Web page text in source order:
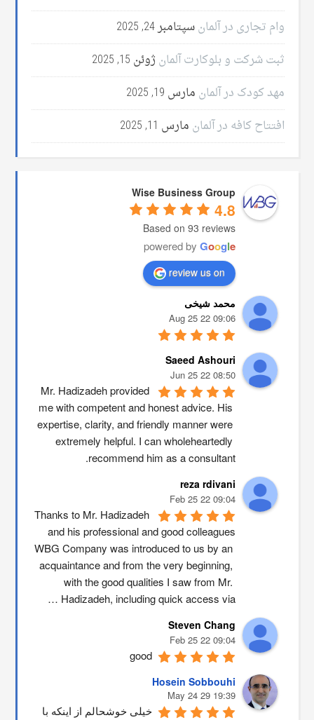
وام تجاری در آلمانسپتامبر 24, 2025
ثبت شرکت و بلوکارت آلمان ژوئن 15, 2025
مهد کودک در آلمان مارس 19, 2025
افتتاح کافه در آلمان مارس 11, 2025
Wise Business Group
4.8
Based on 93 reviews
powered by Google
review us on
محمد شیخی
09:06 22 Aug 25
Saeed Ashouri
08:50 22 Jun 25
Mr. Hadizadeh provided
me with competent and honest advice. His
expertise, clarity, and friendly manner were
extremely helpful. I can wholeheartedly
recommend him as a consultant.
reza rdivani
09:04 22 Feb 25
Thanks to Mr. Hadizadeh
and his professional and good colleagues
WBG Company was introduced to us by an
acquaintance and from the very beginning,
with the good qualities I saw from Mr.
Hadizadeh, including quick access via …
Steven Chang
09:04 22 Feb 25
good
Hosein Sobbouhi
19:39 29 May 24